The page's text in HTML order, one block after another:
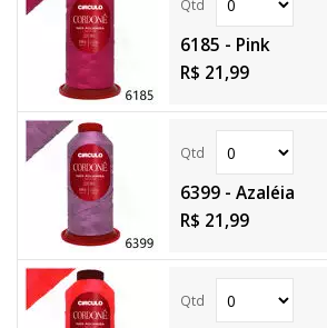
6185 - Pink
R$ 21,99
6399 - Azaléia
R$ 21,99